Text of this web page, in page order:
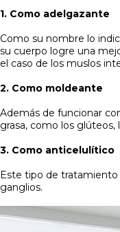
1. Como adelgazante
Como su nombre lo
su cuerpo logre una
el caso de los muslos
2. Como moldeante
Además de funcionar
grasa, como los glúteos,
3. Como anticelulítico
Este tipo de tratamiento
ganglios.